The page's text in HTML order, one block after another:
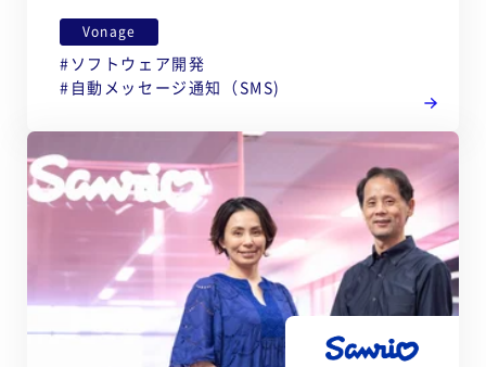
Vonage
ソフトウェア開発
自動メッセージ通知（SMS)